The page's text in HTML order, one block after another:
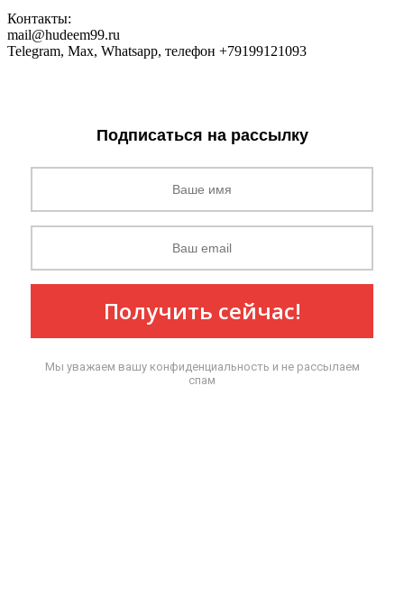
Контакты:
mail@hudeem99.ru
Telegram, Max, Whatsapp, телефон +79199121093
Подписаться на рассылку
Получить сейчас!
Мы уважаем вашу конфиденциальность и не рассылаем
спам